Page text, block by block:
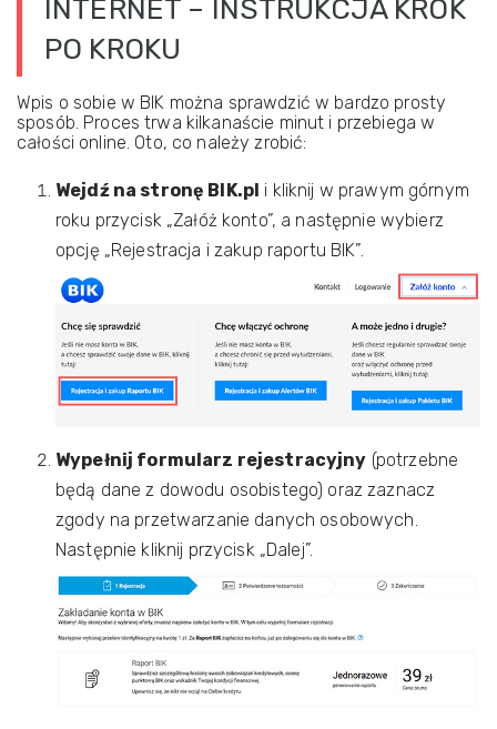
INTERNET – INSTRUKCJA KROK
PO KROKU
Wpis o sobie w BIK można sprawdzić w bardzo prosty
sposób. Proces trwa kilkanaście minut i przebiega w
całości online. Oto, co należy zrobić:
Wejdź na stronę BIK.pl i kliknij w prawym górnym
roku przycisk „Załóż konto”, a następnie wybierz
opcję „Rejestracja i zakup raportu BIK”.
Wypełnij formularz rejestracyjny (potrzebne
będą dane z dowodu osobistego) oraz zaznacz
zgody na przetwarzanie danych osobowych.
Następnie kliknij przycisk „Dalej”.